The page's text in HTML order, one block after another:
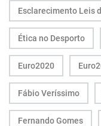
Esclarecimento Leis
Ética no Desporto
Euro2020
Fábio Veríssimo
Fernando Gomes